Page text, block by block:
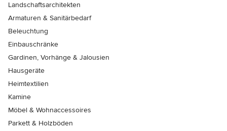
Landschaftsarchitekten
Armaturen & Sanitärbedarf
Beleuchtung
Einbauschränke
Gardinen, Vorhänge & Jalousien
Hausgeräte
Heimtextilien
Kamine
Möbel & Wohnaccessoires
Parkett & Holzböden